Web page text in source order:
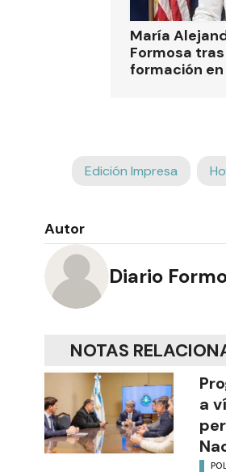
María
Formosa
formación
Edición Impresa
Autor
Diario
NOTAS
a